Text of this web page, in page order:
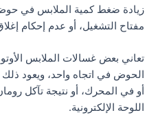
زيادة ضغط كمية الملابس في
مفتاح التشغيل، أو عدم إحكام
تعاني بعض غسالات الملابس
الحوض في اتجاه واحد، ويعود
أو في المحرك، أو نتيجة تآكل
اللوحة الإلكترونية.